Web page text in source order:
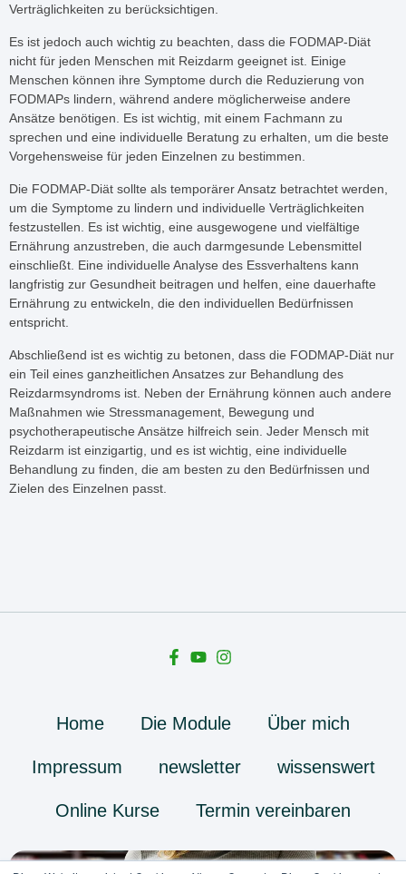
Verträglichkeiten zu berücksichtigen.
Es ist jedoch auch wichtig zu beachten, dass die FODMAP-Diät
nicht für jeden Menschen mit Reizdarm geeignet ist. Einige
Menschen können ihre Symptome durch die Reduzierung von
FODMAPs lindern, während andere möglicherweise andere
Ansätze benötigen. Es ist wichtig, mit einem Fachmann zu
sprechen und eine individuelle Beratung zu erhalten, um die beste
Vorgehensweise für jeden Einzelnen zu bestimmen.
Die FODMAP-Diät sollte als temporärer Ansatz betrachtet werden,
um die Symptome zu lindern und individuelle Verträglichkeiten
festzustellen. Es ist wichtig, eine ausgewogene und vielfältige
Ernährung anzustreben, die auch darmgesunde Lebensmittel
einschließt. Eine individuelle Analyse des Essverhaltens kann
langfristig zur Gesundheit beitragen und helfen, eine dauerhafte
Ernährung zu entwickeln, die den individuellen Bedürfnissen
entspricht.
Abschließend ist es wichtig zu betonen, dass die FODMAP-Diät nur
ein Teil eines ganzheitlichen Ansatzes zur Behandlung des
Reizdarmsyndroms ist. Neben der Ernährung können auch andere
Maßnahmen wie Stressmanagement, Bewegung und
psychotherapeutische Ansätze hilfreich sein. Jeder Mensch mit
Reizdarm ist einzigartig, und es ist wichtig, eine individuelle
Behandlung zu finden, die am besten zu den Bedürfnissen und
Zielen des Einzelnen passt.
Home Die Module Über mich
Impressum newsletter wissenswert
Online Kurse Termin vereinbaren